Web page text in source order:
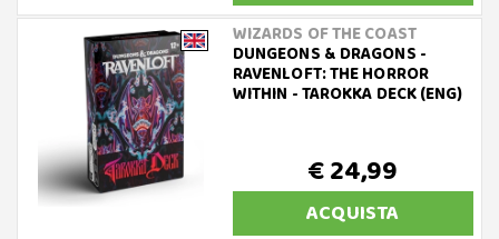
WIZARDS OF THE COAST
DUNGEONS & DRAGONS -
RAVENLOFT: THE HORROR
WITHIN - TAROKKA DECK (ENG)
€ 24,99
ACQUISTA